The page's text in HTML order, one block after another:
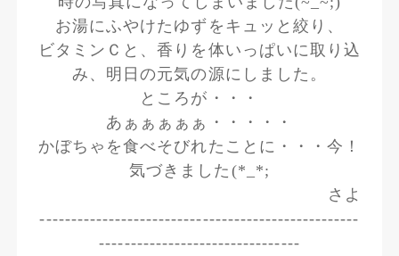
お湯にふやけたゆずをキュッと絞り、
ビタミンＣと、香りを体いっぱいに取り込
み、明日の元気の源にしました。
ところが・・・
あぁぁぁぁぁ・・・・・
かぼちゃを食べそびれたことに・・・今！
気づきました(*_*;
さよ
---------------------------------------------------
--------------------------------